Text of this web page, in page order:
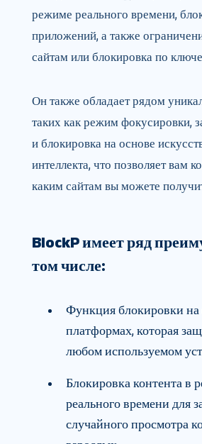
режиме реального времени,
приложений, а также
сайтам или блокировка по
Он также обладает рядом
таких как режим фокусировки,
и блокировка на основе
интеллекта, что позволяет вам
каким сайтам вы можете
BlockP имеет ряд
том числе:
Функция блокировки на
платформах, которая
любом используемом
Блокировка контента в
реального времени для
случайного просмотра